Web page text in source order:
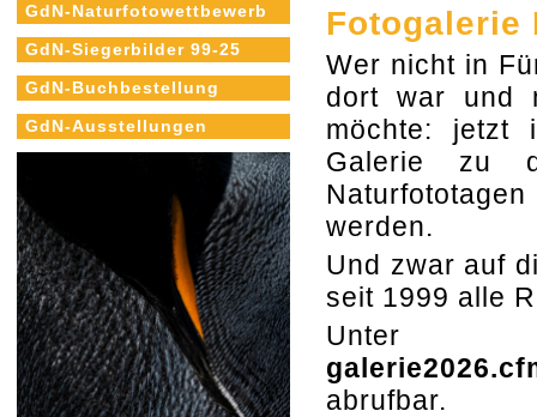
GdN-Naturfotowettbewerb
GdN-Siegerbilder 99-25
GdN-Buchbestellung
GdN-Ausstellungen
Fotogalerie
Wer nicht in
dort war und
möchte: jetzt
Galerie zu
werden.
Und zwar auf
seit 1999 alle
abrufbar.